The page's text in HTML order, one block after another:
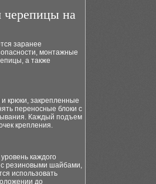
черепицы на
заранее
монтажные
а также
крюки, закрепленные
переносные блоки с
Каждый подъем
крепления.
каждого
резиновыми шайбами,
использовать
до